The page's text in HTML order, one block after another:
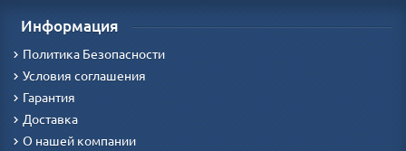
Информация
Политика Безопасности
Условия соглашения
Гарантия
Доставка
О нашей компании